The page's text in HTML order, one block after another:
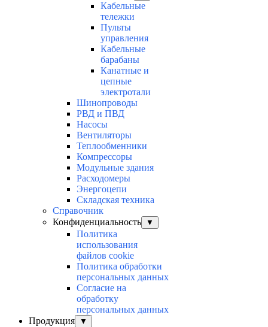
Кабельные
тележки
Пульты
управления
Кабельные
барабаны
Канатные и
цепные
электротали
Шинопроводы
РВД и ПВД
Насосы
Вентиляторы
Теплообменники
Компрессоры
Модульные здания
Расходомеры
Энергоцепи
Складская техника
Справочник
Конфиденциальность
▼
Политика
использования
файлов cookie
Политика обработки
персональных данных
Согласие на
обработку
персональных данных
Продукция
▼